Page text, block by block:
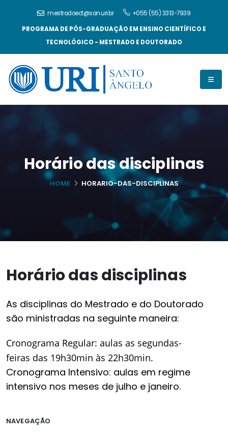
PROGRAMA DE PÓS-GRADUAÇÃO EM ENSINO CIENTÍFICO E
TECNOLÓGICO - MESTRADO E DOUTORADO
mestradoect@san.uri.br +055 (55) 3313-7939
Horário das disciplinas
HOME HORARIO-DAS-DISCIPLINAS
NAVEGAÇÃO
Horário das disciplinas
As disciplinas do Mestrado e do Doutorado
são ministradas na seguinte maneira:
Cronograma Regular: aulas as segundas-
feiras das 19h30min às 22h30min.
Cronograma Intensivo: aulas em regime
intensivo nos meses de julho e janeiro.